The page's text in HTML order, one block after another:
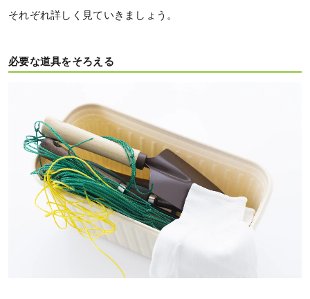
それぞれ詳しく見ていきましょう。
必要な道具をそろえる